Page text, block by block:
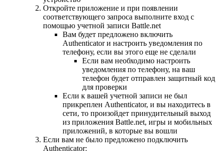
Откройте приложение и при появлении
соответствующего запроса выполните вход с
помощью учетной записи Battle.net
Вам будет предложено включить
Authenticator и настроить уведомления по
телефону, если вы этого еще не сделали
Если вам необходимо настроить
уведомления по телефону, на ваш
телефон будет отправлен защитный код
для проверки
Если к вашей учетной записи не был
прикреплен Authenticator, и вы находитесь в
сети, то произойдет принудительный выход
из приложения Battle.net, игры и мобильных
приложений, в которые вы вошли
Если вам не было предложено подключить
Authenticator: